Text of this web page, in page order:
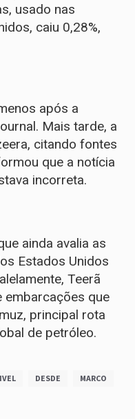
usado nas
caiu 0,28%,
após a
Mais tarde, a
citando fontes
que a notícia
incorreta.
ainda avalia as
Estados Unidos
Teerã
que
principal rota
de petróleo.
DESDE MARCO